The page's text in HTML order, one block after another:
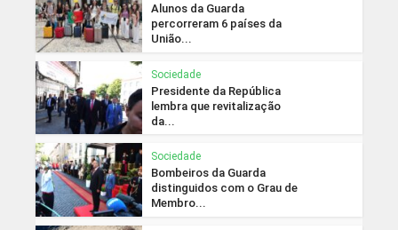
Alunos da Guarda
percorreram 6 países da
União...
Sociedade
Presidente da República
lembra que revitalização
da...
Sociedade
Bombeiros da Guarda
distinguidos com o Grau de
Membro...